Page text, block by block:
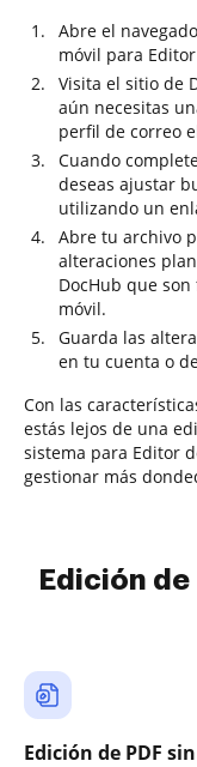
Abre el
móvil para
Visita el sitio de
aún necesitas
perfil de correo
Cuando
deseas ajustar
utilizando un
Abre tu archivo
alteraciones
DocHub que
móvil.
Guarda las
en tu cuenta o
Con las
estás lejos de una
sistema para Editor
gestionar más
Edición
Edición de PDF